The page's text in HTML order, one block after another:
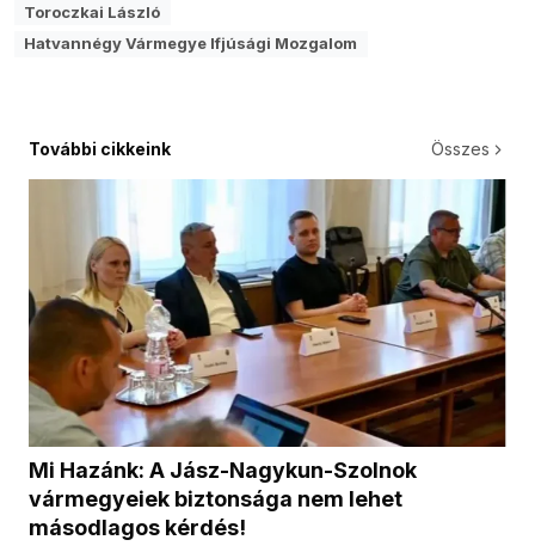
Toroczkai László
Hatvannégy Vármegye Ifjúsági Mozgalom
További cikkeink Összes
Mi Hazánk: A Jász-Nagykun-Szolnok
vármegyeiek biztonsága nem lehet
másodlagos kérdés!